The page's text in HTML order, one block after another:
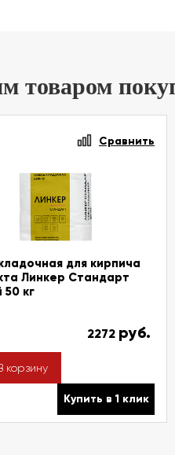
товаром
Сравнить
для кирпича
Линкер Стандарт
50 кг
2272 руб.
корзину
Купить в 1 клик